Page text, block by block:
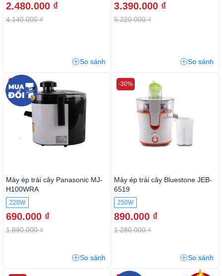
2.480.000 ₫
4.140.000 ₫
So sánh
3.390.000 ₫
5.220.000 ₫
So sánh
Máy ép trái cây Panasonic MJ-
H100WRA
220W
690.000 ₫
1.890.000 ₫
-50%
So sánh
Máy ép trái cây Bluestone JEB-
6519
250W
890.000 ₫
1.280.000 ₫
-30%
So sánh